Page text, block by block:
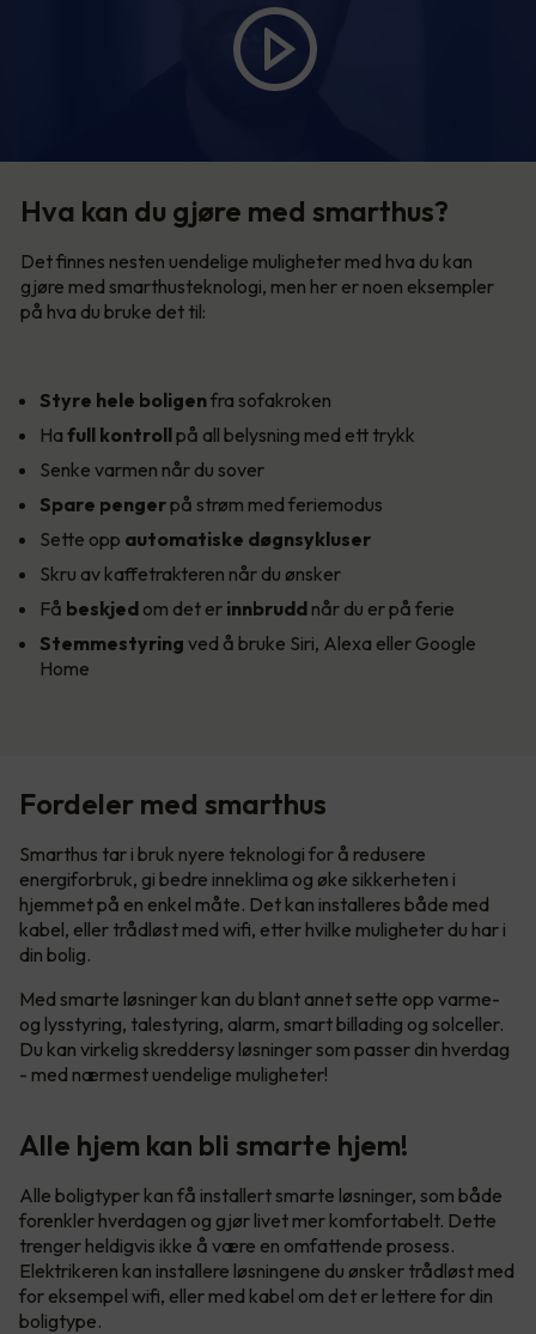
Hva kan du gjøre med smarthus?
Det finnes nesten uendelige muligheter med hva du kan
gjøre med smarthusteknologi, men her er noen eksempler
på hva du bruke det til:
Styre hele boligenfra sofakroken
Ha full kontrollpå all belysning med ett trykk
Senke varmen når du sover
Spare pengerpå strøm med feriemodus
Sette opp automatiske døgnsykluser
Skru av kaffetrakteren når du ønsker
Få beskjed om det er innbrudd når du er på ferie
Stemmestyring ved å bruke Siri, Alexa eller Google
Home
Fordeler med smarthus
Smarthus tar i bruk nyere teknologi for å redusere
energiforbruk, gi bedre inneklima og øke sikkerheten i
hjemmet på en enkel måte. Det kan installeres både med
kabel, eller trådløst med wifi, etter hvilke muligheter du har i
din bolig.
Med smarte løsninger kan du blant annet sette opp varme-
og lysstyring, talestyring, alarm, smart billading og solceller.
Du kan virkelig skreddersy løsninger som passer din hverdag
- med nærmest uendelige muligheter!
Alle hjem kan bli smarte hjem!
Alle boligtyper kan få installert smarte løsninger, som både
forenkler hverdagen og gjør livet mer komfortabelt. Dette
trenger heldigvis ikke å være en omfattende prosess.
Elektrikeren kan installere løsningene du ønsker trådløst med
for eksempel wifi, eller med kabel om det er lettere for din
boligtype.